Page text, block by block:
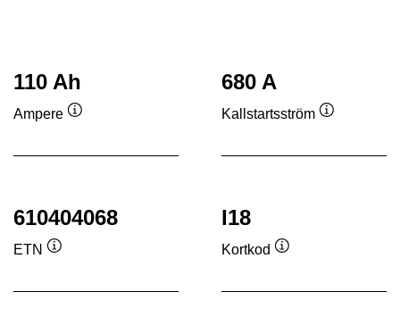
110 Ah
Ampere
680 A
Kallstartsström
610404068
ETN
I18
Kortkod